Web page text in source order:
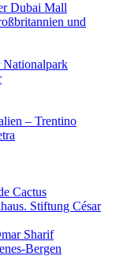
Dubai Mall
und
– Trentino
Cactus
Stiftung César
Sharif
Bergen